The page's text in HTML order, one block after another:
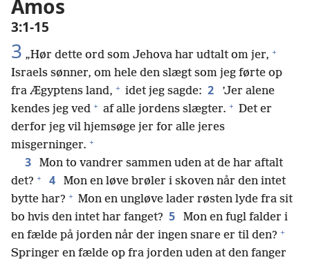
Amos
3:1-15
3 „Hør dette ord som Jehova har udtalt om jer, +
Israels sønner, om hele den slægt som jeg førte op
fra Ægyptens land, + idet jeg sagde: 2
’Jer alene
kendes jeg ved + af alle jordens slægter. + Det er
derfor jeg vil hjemsøge jer for alle jeres
misgerninger. +
3
Mon to vandrer sammen uden at de har aftalt
det? + 4
Mon en løve brøler i skoven når den intet
bytte har? + Mon en ungløve lader røsten lyde fra sit
bo hvis den intet har fanget? 5
Mon en fugl falder i
en fælde på jorden når der ingen snare er til den? +
Springer en fælde op fra jorden uden at den fanger